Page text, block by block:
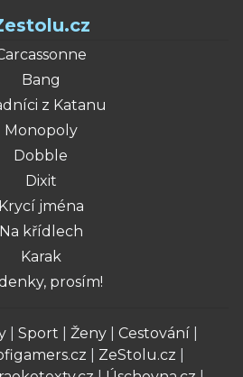
Bang
z Katanu
Monopoly
Dobble
Dixit
Krycí jména
Na křídlech
Karak
prosím!
Sport Ženy Cestování
ZeStolu.cz